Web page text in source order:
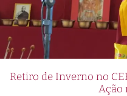
Retiro de Inverno no
Ação